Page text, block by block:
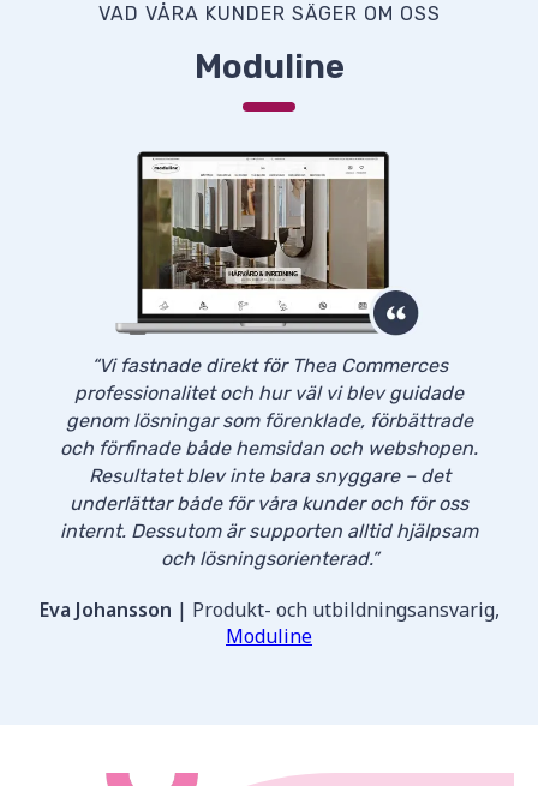
VAD VÅRA KUNDER SÄGER OM OSS
Moduline
“Vi fastnade direkt för Thea Commerces
professionalitet och hur väl vi blev guidade
genom lösningar som förenklade, förbättrade
och förfinade både hemsidan och webshopen.
Resultatet blev inte bara snyggare – det
underlättar både för våra kunder och för oss
internt. Dessutom är supporten alltid hjälpsam
och lösningsorienterad.”
Eva Johansson | Produkt- och utbildningsansvarig,
Moduline